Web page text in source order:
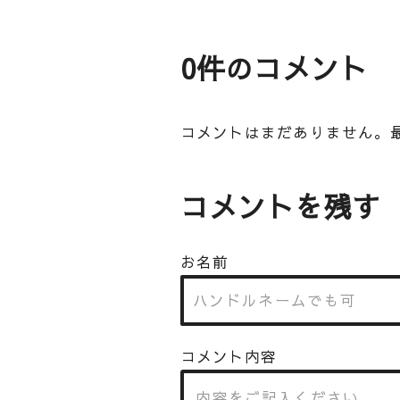
0件のコメント
コメントはまだありません。
コメントを残す
お名前
コメント内容